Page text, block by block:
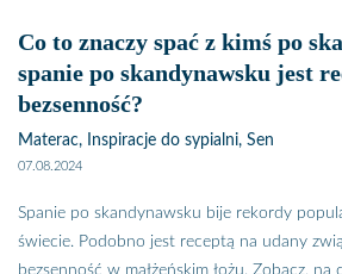
Co to znaczy spać z kimś po
spanie po skandynawsku jest
bezsenność?
Materac, Inspiracje do sypialni, Sen
07.08.2024
Spanie po skandynawsku bije rekordy
świecie. Podobno jest receptą na udany
bezsenność w małżeńskim łożu. Zobacz, na